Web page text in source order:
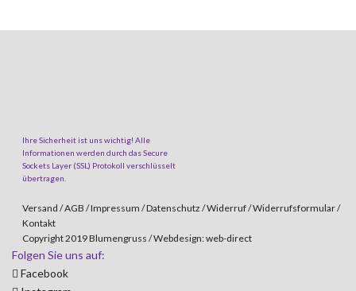
Ihre Sicherheit ist uns wichtig! Alle
Informationen werden durch das Secure
Sockets Layer (SSL) Protokoll verschlüsselt
übertragen.
Versand /AGB /Impressum /Datenschutz /Widerruf /Widerrufsformular /
Kontakt
Copyright 2019 Blumengruss /Webdesign: web-direct
Folgen Sie uns auf:
Facebook